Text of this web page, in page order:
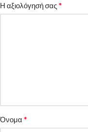
Η αξιολόγησή σας*
Όνομα *